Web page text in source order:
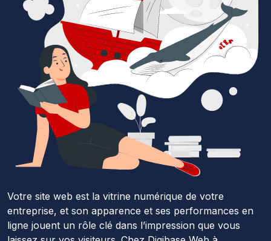
Votre site web est la vitrine numérique de votre
entreprise, et son apparence et ses performances en
ligne jouent un rôle clé dans l’impression que vous